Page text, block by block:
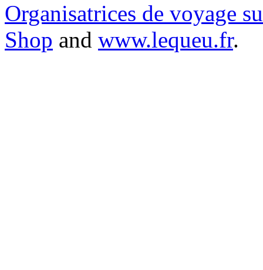
Organisatrices de voyage
Shop and www.lequeu.fr.